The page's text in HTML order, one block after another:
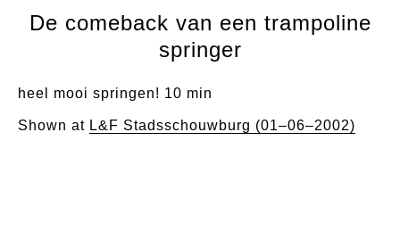
De comeback van een trampoline
springer
heel mooi springen! 10 min
Shown at L&F Stadsschouwburg (01–06–2002)